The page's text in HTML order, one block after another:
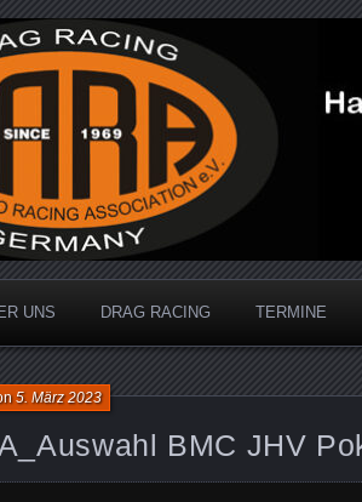
Auto Racing
1/4 Meile
UNS DRAG RACING TERMINE
BMC JHV
5. März 2023